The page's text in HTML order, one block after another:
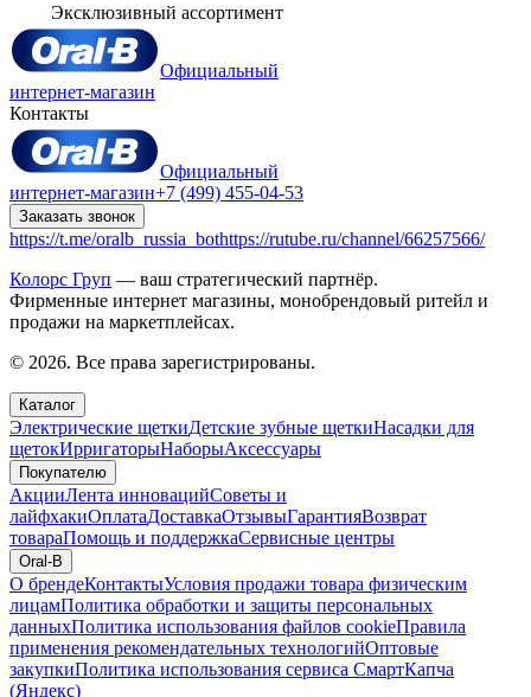
Эксклюзивный ассортимент
Официальный
интернет-магазин
Контакты
Официальный
интернет-магазин+7 (499) 455-04-53
Заказать звонок
https://t.me/oralb_russia_bothttps://rutube.ru/channel/66257566/
Колорс Груп — ваш стратегический партнёр.
Фирменные интернет магазины, монобрендовый ритейл и
продажи на маркетплейсах.
© 2026. Все права зарегистрированы.
Каталог
Электрические щеткиДетские зубные щеткиНасадки для
щетокИрригаторыНаборыАксессуары
Покупателю
АкцииЛента инновацийСоветы и
лайфхакиОплатаДоставкаОтзывыГарантияВозврат
товараПомощь и поддержкаСервисные центры
Oral-B
О брендеКонтактыУсловия продажи товара физическим
лицамПолитика обработки и защиты персональных
данныхПолитика использования файлов cookieПравила
применения рекомендательных технологийОптовые
закупкиПолитика использования сервиса СмартКапча
(Яндекс)